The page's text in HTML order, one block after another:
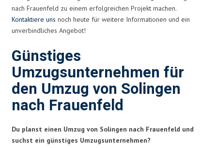
nach Frauenfeld zu einem erfolgreichen Projekt machen.
Kontaktiere uns noch heute für weitere Informationen und ein
unverbindliches Angebot!
Günstiges
Umzugsunternehmen für
den Umzug von Solingen
nach Frauenfeld
Du planst einen Umzug von Solingen nach Frauenfeld und
suchst ein günstiges Umzugsunternehmen?